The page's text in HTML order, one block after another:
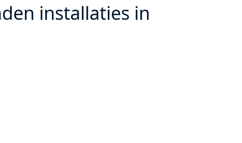
installaties in